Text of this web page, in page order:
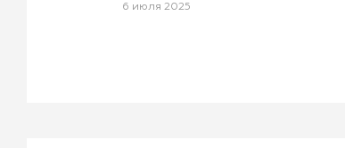
6 июля 2025